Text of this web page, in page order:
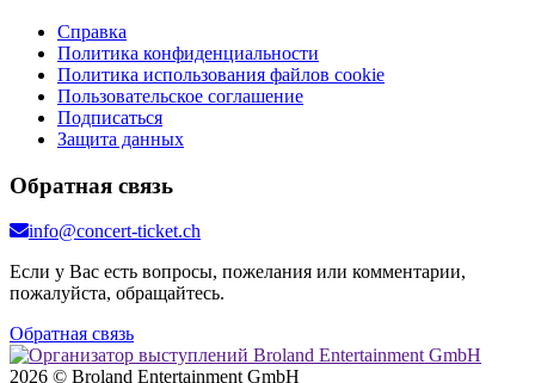
Справка
Политика конфиденциальности
Политика использования файлов cookie
Пользовательское соглашение
Подписаться
Защита данных
Обратная связь
info@concert-ticket.ch
Если у Вас есть вопросы, пожелания или комментарии,
пожалуйста, обращайтесь.
Обратная связь
2026 © Broland Entertainment GmbH